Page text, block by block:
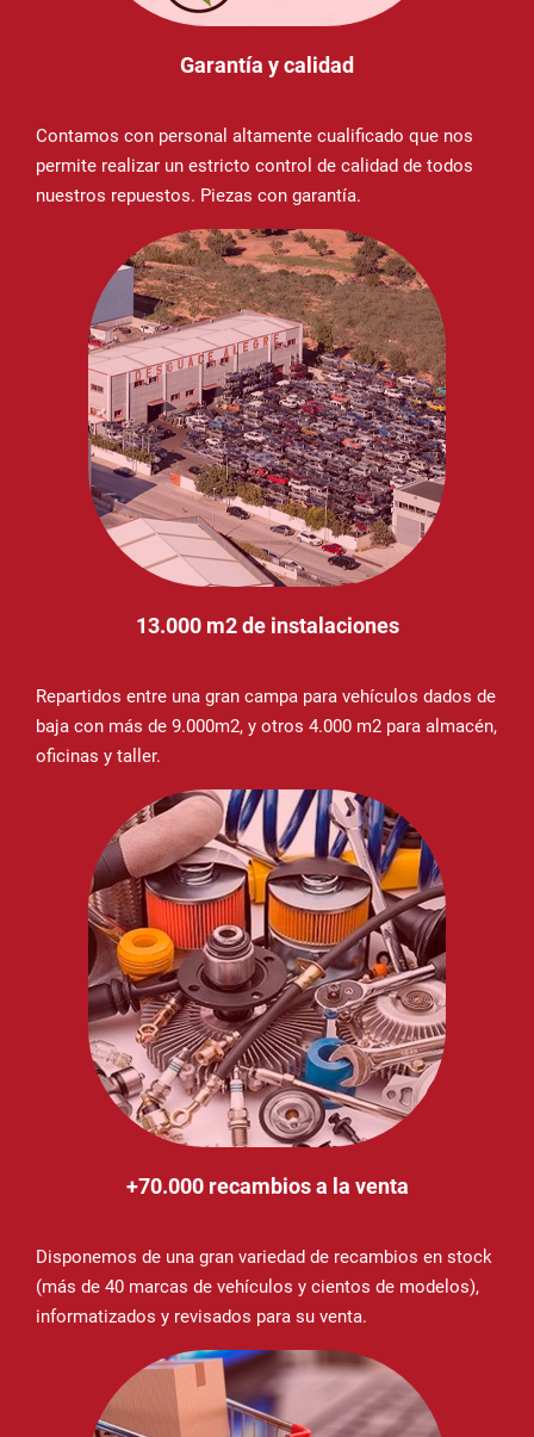
Garantía y calidad
Contamos con personal altamente cualificado que nos
permite realizar un estricto control de calidad de todos
nuestros repuestos. Piezas con garantía.
13.000 m2 de instalaciones
Repartidos entre una gran campa para vehículos dados de
baja con más de 9.000m2, y otros 4.000 m2 para almacén,
oficinas y taller.
+70.000 recambios a la venta
Disponemos de una gran variedad de recambios en stock
(más de 40 marcas de vehículos y cientos de modelos),
informatizados y revisados para su venta.